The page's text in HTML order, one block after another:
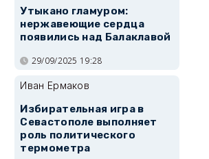
Утыкано гламуром:
нержавеющие сердца
появились над Балаклавой
29/09/2025 19:28
Иван Ермаков
Избирательная игра в
Севастополе выполняет
роль политического
термометра